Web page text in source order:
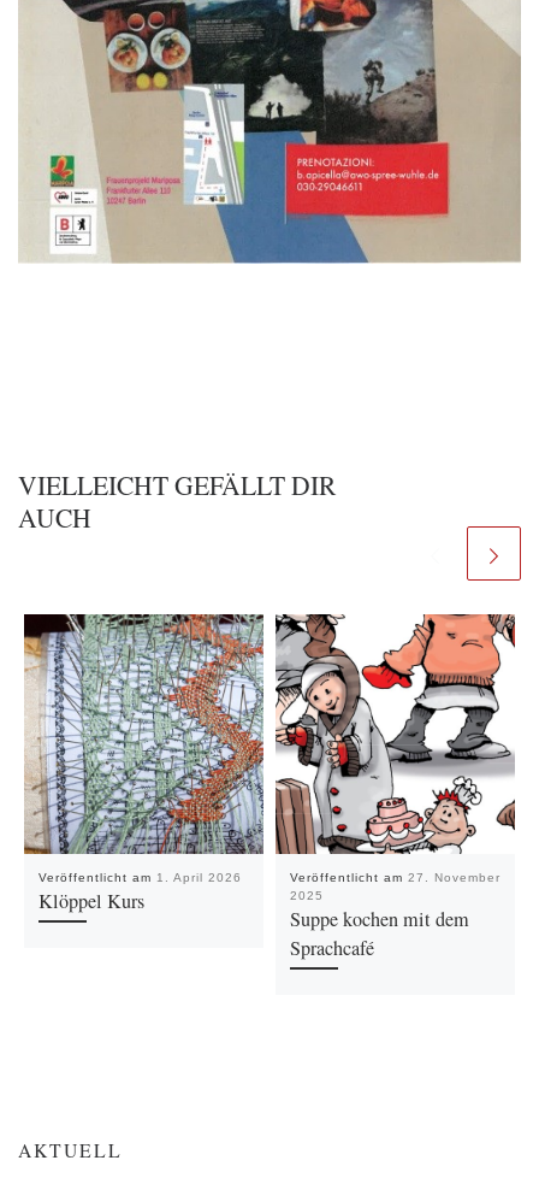
VIELLEICHT GEFÄLLT DIR
AUCH
Veröffentlicht am 1. April 2026
Klöppel Kurs
Veröffentlicht am 27. November
2025
Suppe kochen mit dem
Sprachcafé
AKTUELL